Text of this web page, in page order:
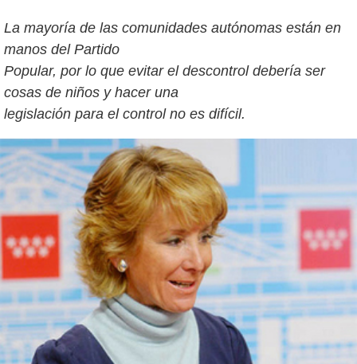
La mayoría de las comunidades autónomas están en
manos del Partido
Popular, por lo que evitar el descontrol debería ser
cosas de niños y hacer una
legislación para el control no es difícil.